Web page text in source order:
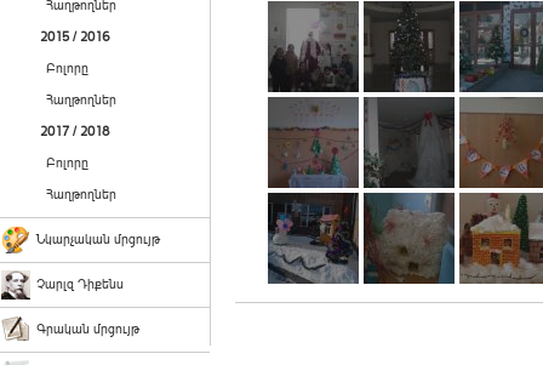
Հաղթողներ
2015 / 2016
Բոլորը
Հաղթողներ
2017 / 2018
Բոլորը
Հաղթողներ
Նկարչական մրցույթ
Չարլզ Դիքենս
Գրական մրցույթ